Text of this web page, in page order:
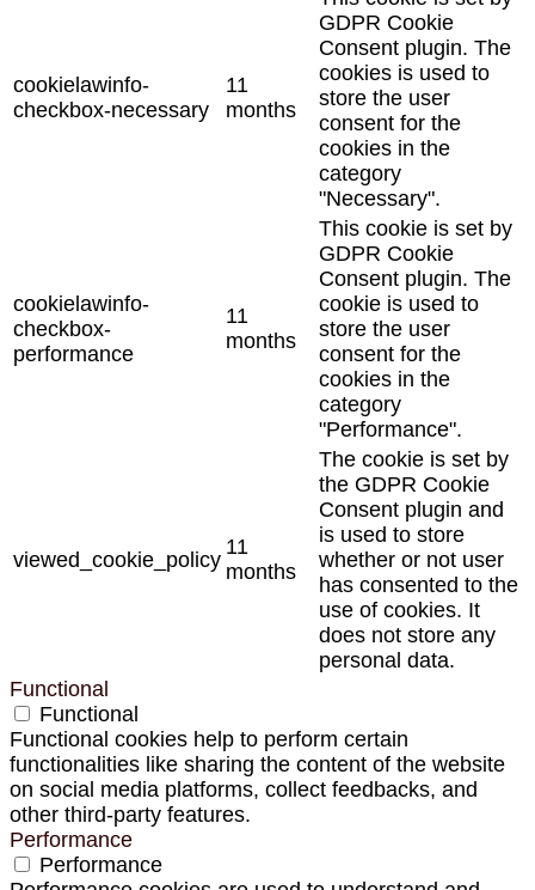
cookielawinfo-
checkbox-necessary
11
months
GDPR Cookie
Consent plugin. The
cookies is used to
store the user
consent for the
cookies in the
category
"Necessary".
cookielawinfo-
checkbox-
performance
11
months
This cookie is set by
GDPR Cookie
Consent plugin. The
cookie is used to
store the user
consent for the
cookies in the
category
"Performance".
viewed_cookie_policy
11
months
The cookie is set by
the GDPR Cookie
Consent plugin and
is used to store
whether or not user
has consented to the
use of cookies. It
does not store any
personal data.
Functional
Functional
Functional cookies help to perform certain
functionalities like sharing the content of the website
on social media platforms, collect feedbacks, and
other third-party features.
Performance
Performance